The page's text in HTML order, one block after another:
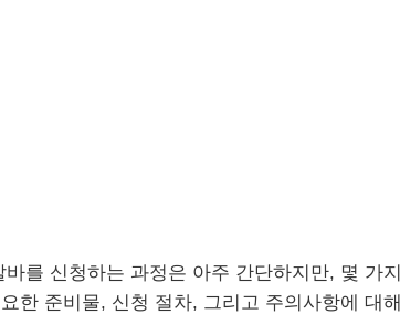
바를 신청하는 과정은 아주 간단하지만, 몇 가
한 준비물, 신청 절차, 그리고 주의사항에 대